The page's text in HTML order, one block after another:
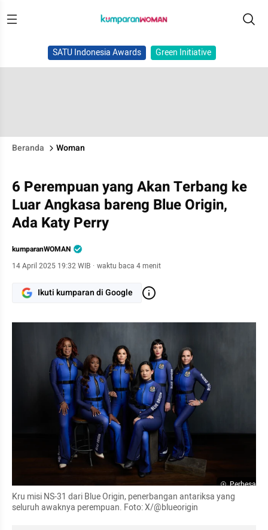
SATU Indonesia Awards Green Initiative
Beranda Woman
6 Perempuan yang Akan Terbang ke
Luar Angkasa bareng Blue Origin,
Ada Katy Perry
kumparanWOMAN
14 April 2025 19:32 WIB · waktu baca 4 menit
Ikuti kumparan di Google
Perbesar
Kru misi NS-31 dari Blue Origin, penerbangan antariksa yang
seluruh awaknya perempuan. Foto: X/@blueorigin